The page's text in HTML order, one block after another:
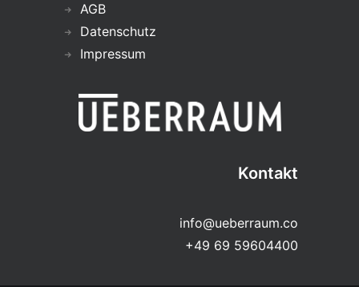
AGB
Datenschutz
Impressum
Kontakt
info@ueberraum.co
+49 69 59604400